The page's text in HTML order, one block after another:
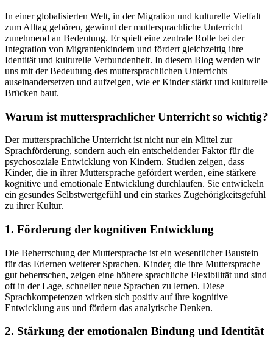
In einer globalisierten Welt, in der Migration und kulturelle Vielfalt
zum Alltag gehören, gewinnt der muttersprachliche Unterricht
zunehmend an Bedeutung. Er spielt eine zentrale Rolle bei der
Integration von Migrantenkindern und fördert gleichzeitig ihre
Identität und kulturelle Verbundenheit. In diesem Blog werden wir
uns mit der Bedeutung des muttersprachlichen Unterrichts
auseinandersetzen und aufzeigen, wie er Kinder stärkt und kulturelle
Brücken baut.
Warum ist muttersprachlicher Unterricht so wichtig?
Der muttersprachliche Unterricht ist nicht nur ein Mittel zur
Sprachförderung, sondern auch ein entscheidender Faktor für die
psychosoziale Entwicklung von Kindern. Studien zeigen, dass
Kinder, die in ihrer Muttersprache gefördert werden, eine stärkere
kognitive und emotionale Entwicklung durchlaufen. Sie entwickeln
ein gesundes Selbstwertgefühl und ein starkes Zugehörigkeitsgefühl
zu ihrer Kultur.
1. Förderung der kognitiven Entwicklung
Die Beherrschung der Muttersprache ist ein wesentlicher Baustein
für das Erlernen weiterer Sprachen. Kinder, die ihre Muttersprache
gut beherrschen, zeigen eine höhere sprachliche Flexibilität und sind
oft in der Lage, schneller neue Sprachen zu lernen. Diese
Sprachkompetenzen wirken sich positiv auf ihre kognitive
Entwicklung aus und fördern das analytische Denken.
2. Stärkung der emotionalen Bindung und Identität